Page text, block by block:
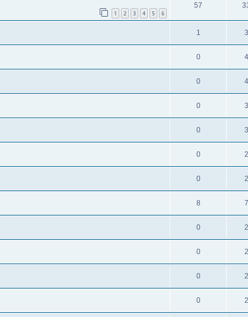
1 2 3 4 5 6
57
1
0
0
0
0
0
0
8
0
0
0
0